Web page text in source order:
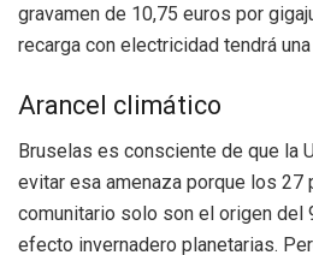
gravamen de 10,75 euros por
recarga con electricidad tendrá
Arancel climático
Bruselas es consciente de que la
evitar esa amenaza porque los 27
comunitario solo son el origen del
efecto invernadero planetarias.